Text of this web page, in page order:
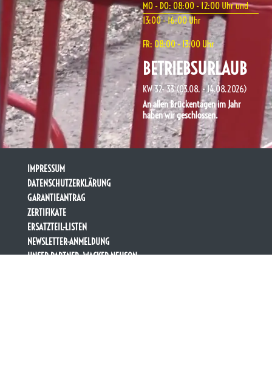
MO - DO: 08:00 - 12:00 Uhr und
13:00 - 16:00 Uhr
FR: 08:00 - 13:00 Uhr
BETRIEBSURLAUB
KW 32- 33 (03.08. - 14.08.2026)
An allen Brückentagen im Jahr
haben wir geschlossen.
IMPRESSUM
DATENSCHUTZERKLÄRUNG
GARANTIEANTRAG
ZERTIFIKATE
ERSATZTEIL-LISTEN
NEWSLETTER-ANMELDUNG
UNSER PARTNER: WACKER NEUSON